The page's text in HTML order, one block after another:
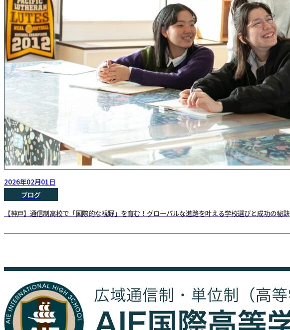
2026年02月01日
ブログ
【神戸】通信制高校で「国際的な視野」を育む！グローバルな進路を叶える学校選びと成功の秘訣